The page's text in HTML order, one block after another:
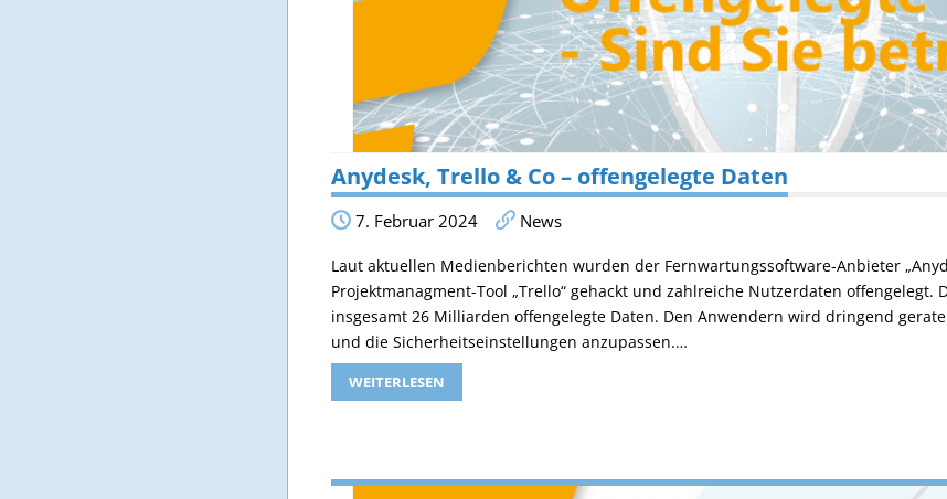
Anydesk, Trello & Co – offengelegte Daten
7. Februar 2024 News
Laut aktuellen Medienberichten wurden der Fernwartungssoftware-Anbieter
Projektmanagment-Tool „Trello“ gehackt und zahlreiche Nutzerdaten offengelegt.
insgesamt 26 Milliarden offengelegte Daten. Den Anwendern wird dringend
und die Sicherheitseinstellungen anzupassen.…
WEITERLESEN